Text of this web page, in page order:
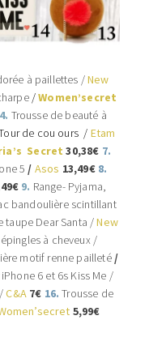
à paillettes /New
/Women’secret
4. Trousse de beauté à
de cou ours / Etam
Secret 30,38€ 7.
5 / Asos 13,49€ 8.
9. Range- Pyjama,
bandoulière scintillant
taupe Dear Santa /New
à cheveux /
motif renne pailleté/
6 et 6s Kiss Me /
C&A7€ 16.Trousse de
5,99€